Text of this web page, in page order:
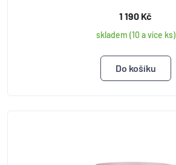
1 190 Kč
skladem (10 a více ks)